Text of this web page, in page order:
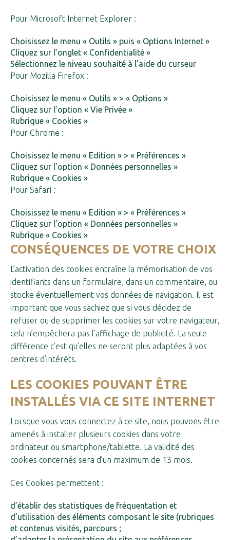
Pour Microsoft Internet Explorer :
Choisissez le menu « Outils » puis « Options Internet »
Cliquez sur l’onglet « Confidentialité »
Sélectionnez le niveau souhaité à l’aide du curseur
Pour Mozilla Firefox :
Choisissez le menu « Outils » > « Options »
Cliquez sur l’option « Vie Privée »
Rubrique « Cookies »
Pour Chrome :
Choisissez le menu « Edition » > « Préférences »
Cliquez sur l’option « Données personnelles »
Rubrique « Cookies »
Pour Safari :
Choisissez le menu « Edition » > « Préférences »
Cliquez sur l’option « Données personnelles »
Rubrique « Cookies »
CONSÉQUENCES DE VOTRE CHOIX
L’activation des cookies entraîne la mémorisation de vos
identifiants dans un formulaire, dans un commentaire, ou
stocke éventuellement vos données de navigation. Il est
important que vous sachiez que si vous décidez de
refuser ou de supprimer les cookies sur votre navigateur,
cela n’empêchera pas l’affichage de publicité. La seule
différence c’est qu’elles ne seront plus adaptées à vos
centres d’intérêts.
LES COOKIES POUVANT ÊTRE
INSTALLÉS VIA CE SITE INTERNET
Lorsque vous vous connectez à ce site, nous pouvons être
amenés à installer plusieurs cookies dans votre
ordinateur ou smartphone/tablette. La validité des
cookies concernés sera d’un maximum de 13 mois.
Ces Cookies permettent :
d’établir des statistiques de fréquentation et
d’utilisation des éléments composant le site (rubriques
et contenus visités, parcours ;